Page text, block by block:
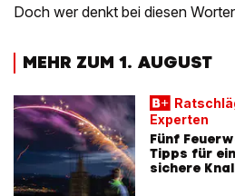
Doch wer denkt bei diesen
MEHR ZUM 1. AUGUST
Experten
Fünf
Tipps für
sichere